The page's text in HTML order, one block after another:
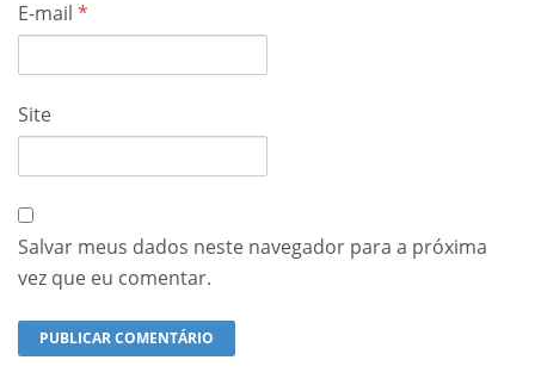
E-mail *
Site
Salvar meus dados neste navegador para a próxima
vez que eu comentar.